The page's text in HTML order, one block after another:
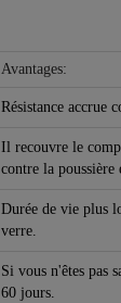
Avantages:
Résistance accrue
Il recouvre le
contre la poussière
Durée de vie plus
verre.
Si vous n'êtes pas
60 jours.